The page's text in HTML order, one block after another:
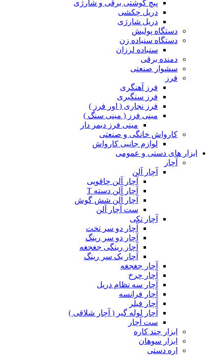
پیچ گوشتی برقی و شارژی
دریل چکشی
دریل شارژی
دستگاه پولیش
دستگاه سنباده زن
سنباده لرزان
دمنده برقی
سشوار صنعتی
فرز
فرز آهنگری
فرز سنگبری
فرز نجاری ( اور فرز )
مینی فرز ( مینی سنگ )
مینی فرز دیمر دار
کارواش خانگی و صنعتی
لوازم جانبی کارواش
ابزار های دستی و عمومی
آچار
آچار آلن
آچار آلن چاقویی
آچار آلن دسته T
آچار آلن شش گوش
ست آچار آلن
آچار تکی
آچار دو سر تخت
آچار دو سر رینگ
آچار رینگی جغجغه
آچار یک سر رینگ
آچار جغجغه
آچار چرخ
آچار سه نظام دریل
آچار فرانسه
آچار فیلر
آچار لوله گیر ( آچار شلاقی )
ست آچار
ابزار چند کاره
ابزار سوهان
اره دستی